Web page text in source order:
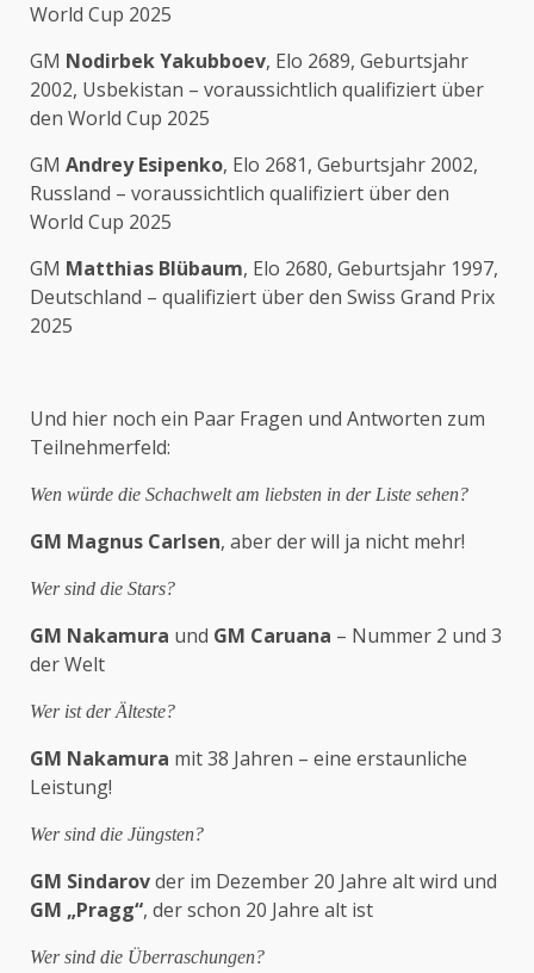
World Cup 2025
GM Nodirbek Yakubboev, Elo 2689, Geburtsjahr
2002, Usbekistan – voraussichtlich qualifiziert über
den World Cup 2025
GM Andrey Esipenko, Elo 2681, Geburtsjahr 2002,
Russland – voraussichtlich qualifiziert über den
World Cup 2025
GM Matthias Blübaum, Elo 2680, Geburtsjahr 1997,
Deutschland – qualifiziert über den Swiss Grand Prix
2025
Und hier noch ein Paar Fragen und Antworten zum
Teilnehmerfeld:
Wen würde die Schachwelt am liebsten in der Liste sehen?
GM Magnus Carlsen, aber der will ja nicht mehr!
Wer sind die Stars?
GM Nakamura und GM Caruana – Nummer 2 und 3
der Welt
Wer ist der Älteste?
GM Nakamura mit 38 Jahren – eine erstaunliche
Leistung!
Wer sind die Jüngsten?
GM Sindarovder im Dezember 20 Jahre alt wird und
GM „Pragg“, der schon 20 Jahre alt ist
Wer sind die Überraschungen?